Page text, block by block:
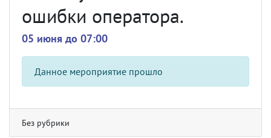
ошибки оператора.
05 июня до 07:00
Данное мероприятие прошло
Без рубрики